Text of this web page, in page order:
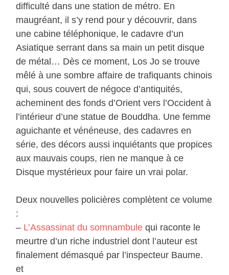
difficulté dans une station de métro. En
maugréant, il s’y rend pour y découvrir, dans
une cabine téléphonique, le cadavre d’un
Asiatique serrant dans sa main un petit disque
de métal… Dès ce moment, Los Jo se trouve
mêlé à une sombre affaire de trafiquants chinois
qui, sous couvert de négoce d’antiquités,
acheminent des fonds d’Orient vers l’Occident à
l’intérieur d’une statue de Bouddha. Une femme
aguichante et vénéneuse, des cadavres en
série, des décors aussi inquiétants que propices
aux mauvais coups, rien ne manque à ce
Disque mystérieux pour faire un vrai polar.
Deux nouvelles policières complètent ce volume
:
– L’Assassinat du somnambule qui raconte le
meurtre d’un riche industriel dont l’auteur est
finalement démasqué par l’inspecteur Baume.
et